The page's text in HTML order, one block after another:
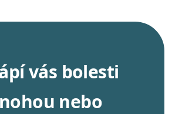
vás bolesti
nohou nebo